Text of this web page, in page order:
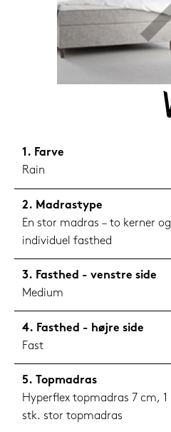
Farve
Rain
Madrastype
En stor madras – to kerner og
individuel fasthed
Fasthed - venstre side
Medium
Fasthed - højre side
Fast
Topmadras
Hyperflex topmadras 7 cm, 1
stk. stor topmadras